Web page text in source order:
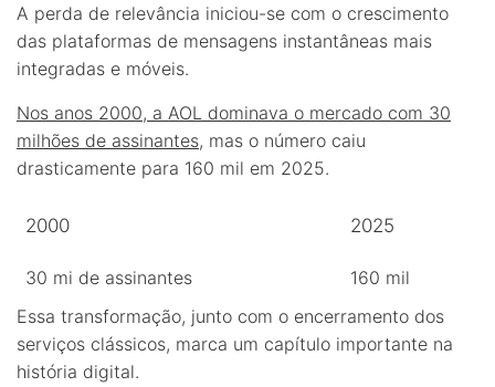
A perda de relevância iniciou-se com o crescimento
das plataformas de mensagens instantâneas mais
integradas e móveis.
Nos anos 2000, a AOL dominava o mercado com 30
milhões de assinantes, mas o número caiu
drasticamente para 160 mil em 2025.
2000 2025
30 mi de assinantes
160 mil
Essa transformação, junto com o encerramento dos
serviços clássicos, marca um capítulo importante na
história digital.